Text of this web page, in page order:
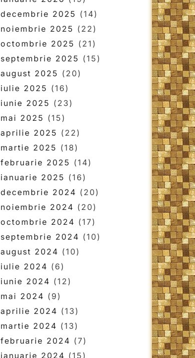
decembrie 2025 (14)
noiembrie 2025 (22)
octombrie 2025 (21)
septembrie 2025 (15)
august 2025 (20)
iulie 2025 (16)
iunie 2025 (23)
mai 2025 (15)
aprilie 2025 (22)
martie 2025 (18)
februarie 2025 (14)
ianuarie 2025 (16)
decembrie 2024 (20)
noiembrie 2024 (20)
octombrie 2024 (17)
septembrie 2024 (10)
august 2024 (10)
iulie 2024 (6)
iunie 2024 (12)
mai 2024 (9)
aprilie 2024 (13)
martie 2024 (13)
februarie 2024 (7)
ianuarie 2024 (15)